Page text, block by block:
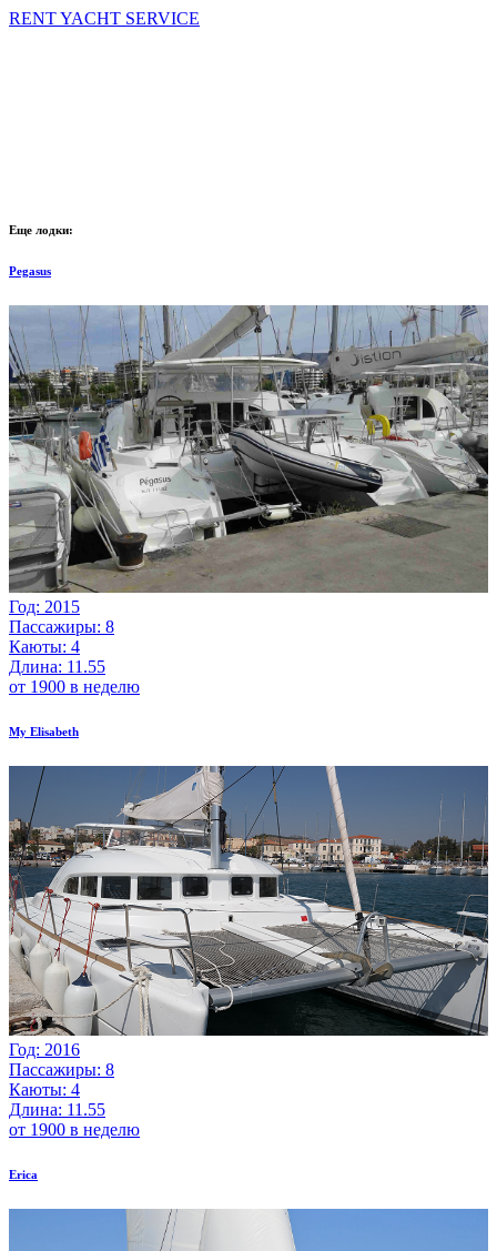
RENT YACHT SERVICE
Еще лодки:
Pegasus
Год: 2015
Пассажиры: 8
Каюты: 4
Длина: 11.55
от 1900 в неделю
My Elisabeth
Год: 2016
Пассажиры: 8
Каюты: 4
Длина: 11.55
от 1900 в неделю
Erica